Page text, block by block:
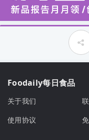
Foodaily每日食品
关于我们
使用协议